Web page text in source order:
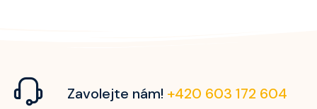
Zavolejte nám! +420 603 172 604